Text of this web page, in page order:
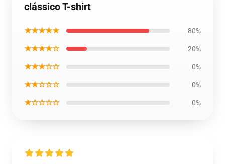
clássico T-shirt
★★★★★ 80%
★★★★☆ 20%
★★★☆☆ 0%
★★☆☆☆ 0%
★☆☆☆☆ 0%